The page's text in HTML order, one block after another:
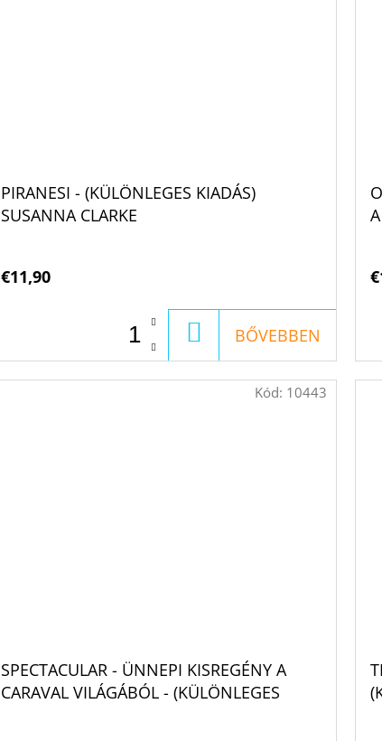
PIRANESI - (KÜLÖNLEGES KIADÁS)
SUSANNA CLARKE
€11,90
KOSÁRBA
BŐVEBBEN
SPECTACULAR - ÜNNEPI KISREGÉNY A
CARAVAL VILÁGÁBÓL - (KÜLÖNLEGES
Kód: 10443